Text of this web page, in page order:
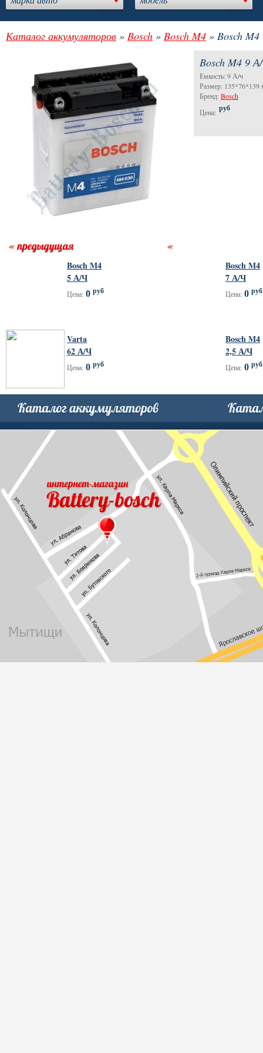
Каталог аккумуляторов » Bosch » Bosch M4 » Bosch
Bosch M4 9
Емкость: 9 А/ч
Размер: 135*76*139
Бренд: Bosch
Цена: руб
Bosch M4
5 А/Ч
Цена: 0 руб
Bosch M4
7 А/Ч
Цена: 0 руб
Varta
62 А/Ч
Цена: 0 руб
Bosch M4
2,5 А/Ч
Цена: 0 руб